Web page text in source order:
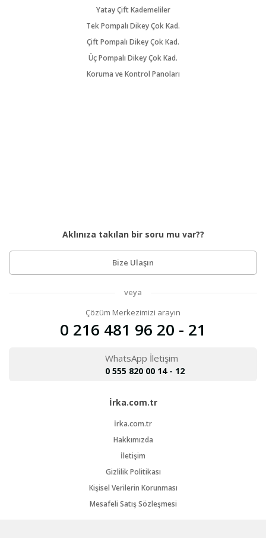
Yatay Çift Kademeliler
Tek Pompalı Dikey Çok Kad.
Çift Pompalı Dikey Çok Kad.
Üç Pompalı Dikey Çok Kad.
Koruma ve Kontrol Panoları
Aklınıza takılan bir soru mu var??
Bize Ulaşın
veya
Çözüm Merkezimizi arayın
0 216 481 96 20 - 21
WhatsApp İletişim
0 555 820 00 14 - 12
İrka.com.tr
İrka.com.tr
Hakkımızda
İletişim
Gizlilik Politikası
Kişisel Verilerin Korunması
Mesafeli Satış Sözleşmesi